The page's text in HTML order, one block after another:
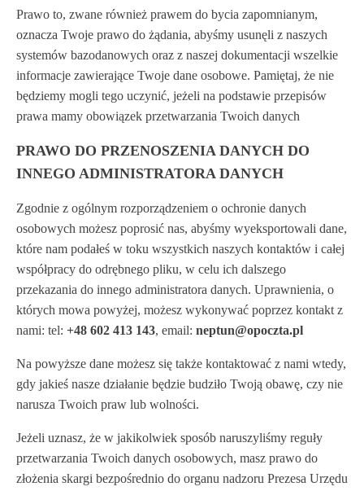
Prawo to, zwane również prawem do bycia zapomnianym,
oznacza Twoje prawo do żądania, abyśmy usunęli z naszych
systemów bazodanowych oraz z naszej dokumentacji wszelkie
informacje zawierające Twoje dane osobowe. Pamiętaj, że nie
będziemy mogli tego uczynić, jeżeli na podstawie przepisów
prawa mamy obowiązek przetwarzania Twoich danych
PRAWO DO PRZENOSZENIA DANYCH DO
INNEGO ADMINISTRATORA DANYCH
Zgodnie z ogólnym rozporządzeniem o ochronie danych
osobowych możesz poprosić nas, abyśmy wyeksportowali dane,
które nam podałeś w toku wszystkich naszych kontaktów i całej
współpracy do odrębnego pliku, w celu ich dalszego
przekazania do innego administratora danych. Uprawnienia, o
których mowa powyżej, możesz wykonywać poprzez kontakt z
nami: tel: +48 602 413 143, email: neptun@opoczta.pl
Na powyższe dane możesz się także kontaktować z nami wtedy,
gdy jakieś nasze działanie będzie budziło Twoją obawę, czy nie
narusza Twoich praw lub wolności.
Jeżeli uznasz, że w jakikolwiek sposób naruszyliśmy reguły
przetwarzania Twoich danych osobowych, masz prawo do
złożenia skargi bezpośrednio do organu nadzoru Prezesa Urzędu